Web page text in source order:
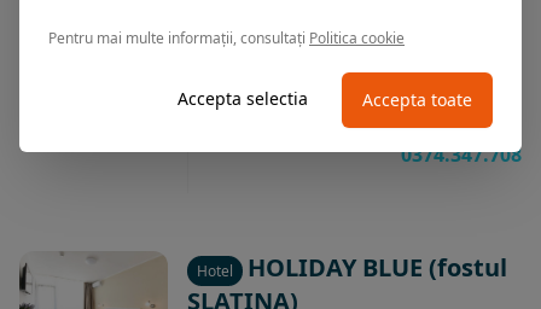
Mamaia ,Arata pe harta
Rezervari si informatii
0374.347.708
Hotel
HOLIDAY BLUE (fostul
SLATINA)
Pentru mai multe informații, consultați Politica cookie
Accepta selectia Accepta toate